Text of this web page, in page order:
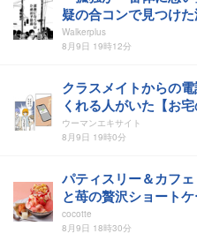
疑の合コンで見つけ
Walkerplus
8月9日 19時12分
クラスメイトからの
くれる人がいた【お
Vol.125】
ウーマンエキサイト
8月9日 19時0分
パティスリー＆カフ
と苺の贅沢ショート
cocotte
8月9日 18時30分